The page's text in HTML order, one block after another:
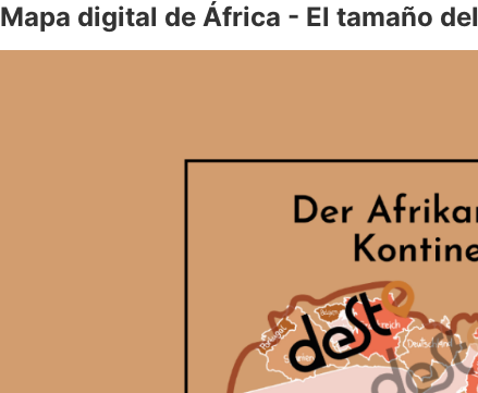
Mapa digital de África - El tamaño